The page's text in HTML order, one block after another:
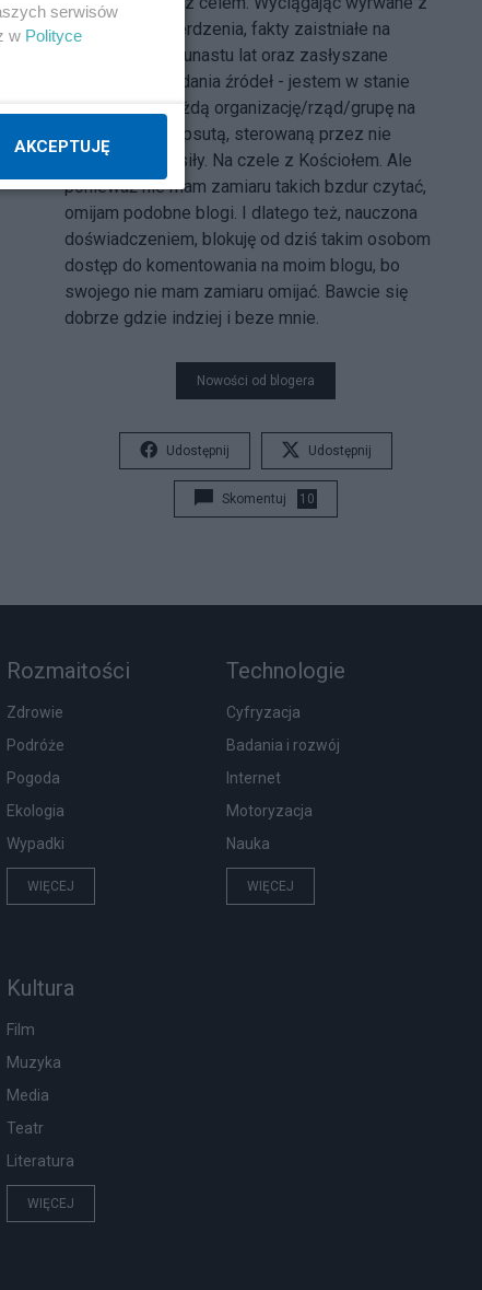
kontekstu stwierdzenia, fakty zaistniałe na
przestrzeni kilkunastu lat oraz zasłyszane
"opinie" bez podania źródeł - jestem w stanie
przedstawić każdą organizację/rząd/grupę na
świecie jako zepsutą, sterowaną przez nie
wiadomo jakie siły. Na czele z Kościołem. Ale
ponieważ nie mam zamiaru takich bzdur czytać,
omijam podobne blogi. I dlatego też, nauczona
doświadczeniem, blokuję od dziś takim osobom
dostęp do komentowania na moim blogu, bo
swojego nie mam zamiaru omijać. Bawcie się
dobrze gdzie indziej i beze mnie.
Nowości od blogera
Udostępnij Udostępnij
Skomentuj 10
Rozmaitości
Zdrowie
Podróże
Pogoda
Ekologia
Wypadki
WIĘCEJ
Technologie
Cyfryzacja
Badania i rozwój
Internet
Motoryzacja
Nauka
WIĘCEJ
Kultura
Film
Muzyka
Media
Teatr
Literatura
WIĘCEJ
serwisów
w Polityce
AKCEPTUJĘ